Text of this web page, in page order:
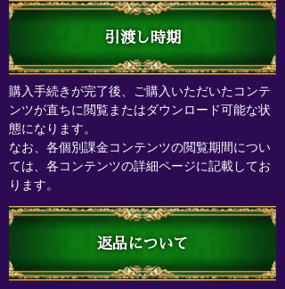
引渡し時期
購入手続きが完了後、ご購入いただいたコンテ
ンツが直ちに閲覧またはダウンロード可能な状
態になります。
なお、各個別課金コンテンツの閲覧期間につい
ては、各コンテンツの詳細ページに記載してお
ります。
返品について